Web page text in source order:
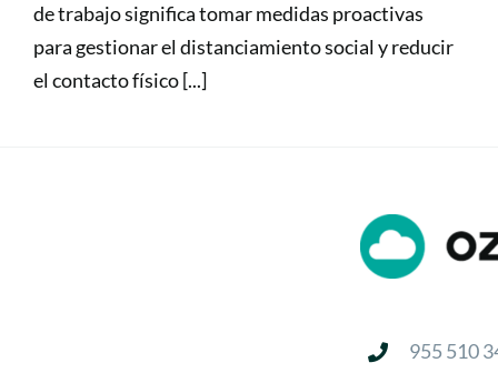
de trabajo significa tomar medidas proactivas
para gestionar el distanciamiento social y reducir
el contacto físico [...]
955 510